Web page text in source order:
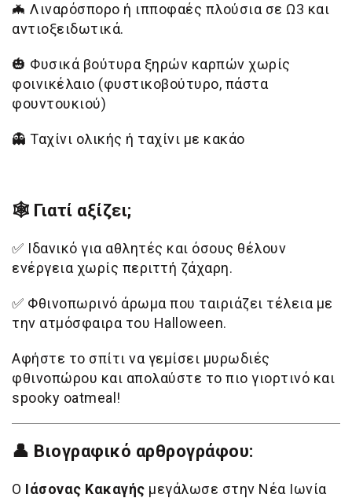
🦇 Λιναρόσπορο ή ιπποφαές πλούσια σε Ω3 και
αντιοξειδωτικά.
🎃 Φυσικά βούτυρα ξηρών καρπών χωρίς
φοινικέλαιο (φυστικοβούτυρο, πάστα
φουντουκιού)
👻 Ταχίνι ολικής ή ταχίνι με κακάο
🕸 Γιατί αξίζει;
✅ Ιδανικό για αθλητές και όσους θέλουν
ενέργεια χωρίς περιττή ζάχαρη.
✅ Φθινοπωρινό άρωμα που ταιριάζει τέλεια με
την ατμόσφαιρα του Halloween.
Αφήστε το σπίτι να γεμίσει μυρωδιές
φθινοπώρου και απολαύστε το πιο γιορτινό και
spooky oatmeal!
👤 Βιογραφικό αρθρογράφου:
Ο Ιάσονας Κακαγής μεγάλωσε στην Νέα Ιωνία